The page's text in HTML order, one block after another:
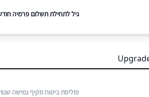
גיל לתחילת תשלום פרמיה
פוליסת ביטוח מקיף גמישה